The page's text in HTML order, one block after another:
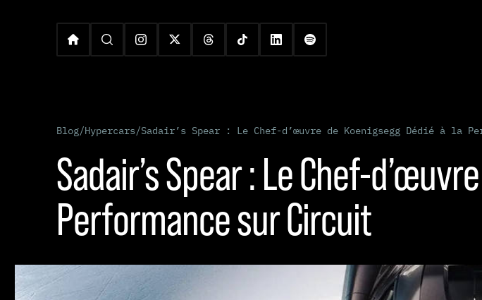
Blog/Hypercars/Sadair’s Spear : Le Chef-d’œuvre de Koenigsegg Dédié à la
Sadair’s Spear : Le Chef-
Performance sur Circuit